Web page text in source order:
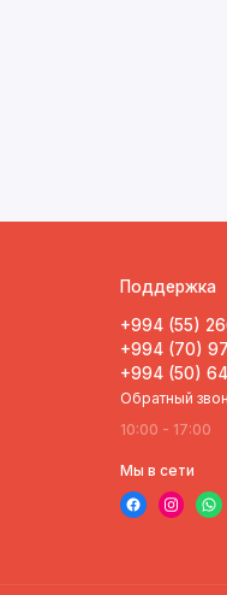
Поддержка
+994 (55)
+994 (70)
+994 (50)
Обратный
10:00 - 17:00
Мы в сети